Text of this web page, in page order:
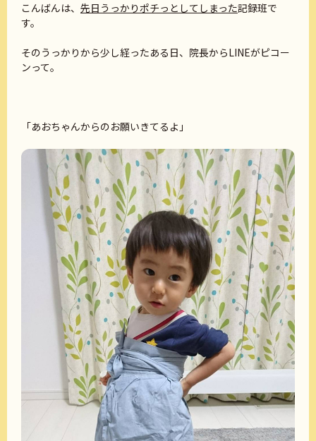
こんばんは、 先日うっかりポチっとしてしまった記録班で
す。
そのうっかりから少し経ったある日、院長からLINEがピコー
ンって。
「あおちゃんからのお願いきてるよ」